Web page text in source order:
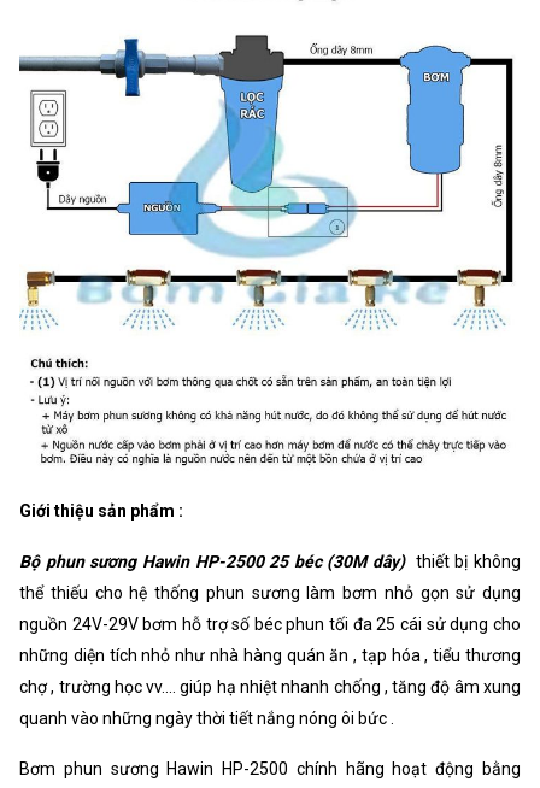
Giới thiệu sản phẩm :
Bộ phun sương Hawin HP-2500 25 béc (30M dây) thiết bị không
thể thiếu cho hệ thống phun sương làm bơm nhỏ gọn sử dụng
nguồn 24V-29V bơm hỗ trợ số béc phun tối đa 25 cái sử dụng cho
những diện tích nhỏ như nhà hàng quán ăn , tạp hóa , tiểu thương
chợ , trường học vv.... giúp hạ nhiệt nhanh chống , tăng độ âm xung
quanh vào những ngày thời tiết nắng nóng ôi bức .
Bơm phun sương Hawin HP-2500 chính hãng hoạt động bằng